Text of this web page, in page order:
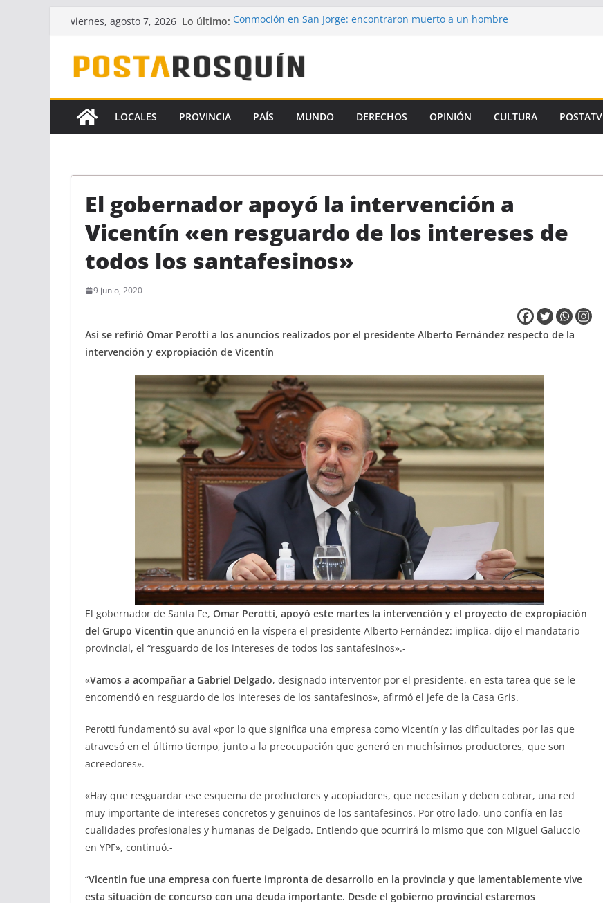
Saltar
contenido
viernes, agosto 7, 2026 Lo último: Conmoción en San Jorge: encontraron muerto a un hombre
Crece la hipótesis de un autor intelectual en el crimen de
Florencia Gómez
la Ley de Financiamiento Universitario
Identificaron a un preso de Santa Fe como uno de los
coautores del femicidio de Florencia Gómez
LOCALES PROVINCIA PAÍS MUNDO DERECHOS OPINIÓN CULTURA POSTATV
El gobernador apoyó la intervención a
Vicentín «en resguardo de los intereses de
todos los santafesinos»
9 junio, 2020
Así se refirió Omar Perotti a los anuncios realizados por el presidente Alberto Fernández respecto de la
intervención y expropiación de Vicentín
El gobernador de Santa Fe, Omar Perotti, apoyó este martes la intervención y el proyecto de expropiación
del Grupo Vicentin que anunció en la víspera el presidente Alberto Fernández: implica, dijo el mandatario
provincial, el “resguardo de los intereses de todos los santafesinos».-
«Vamos a acompañar a Gabriel Delgado, designado interventor por el presidente, en esta tarea que se le
encomendó en resguardo de los intereses de los santafesinos», afirmó el jefe de la Casa Gris.
Perotti fundamentó su aval «por lo que significa una empresa como Vicentín y las dificultades por las que
atravesó en el último tiempo, junto a la preocupación que generó en muchísimos productores, que son
acreedores».
«Hay que resguardar ese esquema de productores y acopiadores, que necesitan y deben cobrar, una red
muy importante de intereses concretos y genuinos de los santafesinos. Por otro lado, uno confía en las
cualidades profesionales y humanas de Delgado. Entiendo que ocurrirá lo mismo que con Miguel Galuccio
en YPF», continuó.-
“Vicentin fue una empresa con fuerte impronta de desarrollo en la provincia y que lamentablemente vive
esta situación de concurso con una deuda importante. Desde el gobierno provincial estaremos